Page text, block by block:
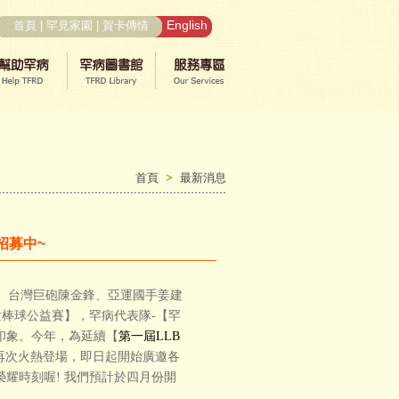
首頁 罕見家園 賀卡傳情 English
首頁 > 最新消息
募中~
灣巨砲陳金鋒、亞運國手姜建
球公益賽】，罕病代表隊-【罕
象。今年，為延續【第一屆LLB
次火熱登場，即日起開始廣邀各
時刻喔! 我們預計於四月份開